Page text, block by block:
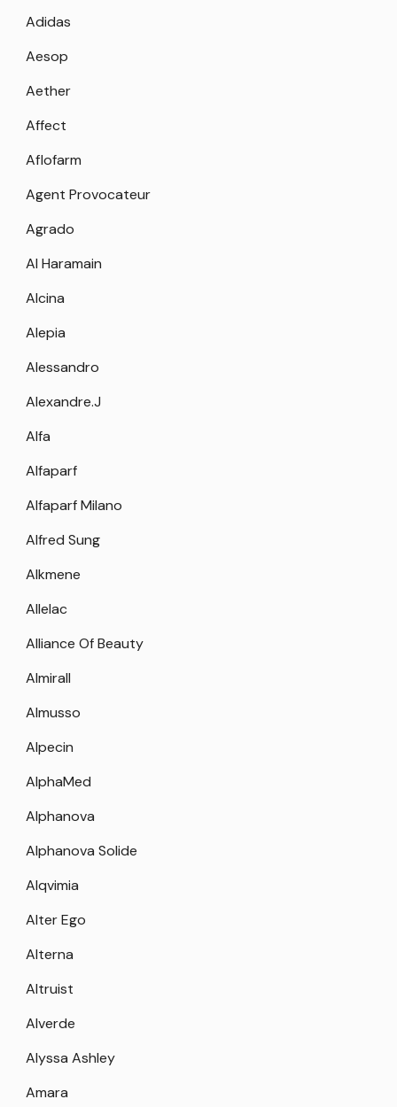
Adidas
Aesop
Aether
Affect
Aflofarm
Agent Provocateur
Agrado
Al Haramain
Alcina
Alepia
Alessandro
Alexandre.J
Alfa
Alfaparf
Alfaparf Milano
Alfred Sung
Alkmene
Allelac
Alliance Of Beauty
Almirall
Almusso
Alpecin
AlphaMed
Alphanova
Alphanova Solide
Alqvimia
Alter Ego
Alterna
Altruist
Alverde
Alyssa Ashley
Amara